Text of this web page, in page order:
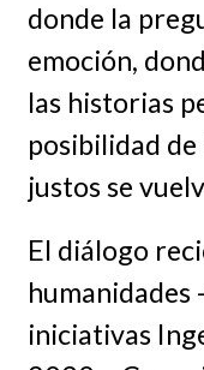
donde la
emoción,
las historias
posibilidad
justos se
El diálogo
humanidades
iniciativas